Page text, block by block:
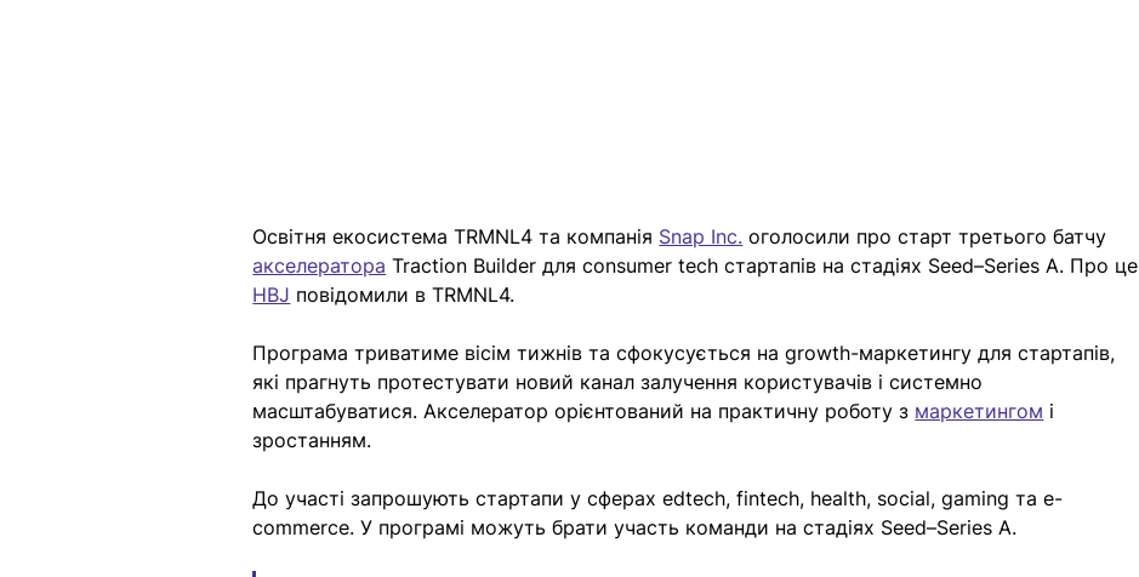
Освітня екосистема TRMNL4 та компанія Snap Inc. оголосили про старт третього батчу
акселератора Traction Builder для consumer tech стартапів на стадіях Seed–Series A. Про це
HBJ повідомили в TRMNL4.
Програма триватиме вісім тижнів та сфокусується на growth-маркетингу для стартапів,
які прагнуть протестувати новий канал залучення користувачів і системно
масштабуватися. Акселератор орієнтований на практичну роботу з маркетингом і
зростанням.
До участі запрошують стартапи у сферах edtech, fintech, health, social, gaming та e-
commerce. У програмі можуть брати участь команди на стадіях Seed–Series A.